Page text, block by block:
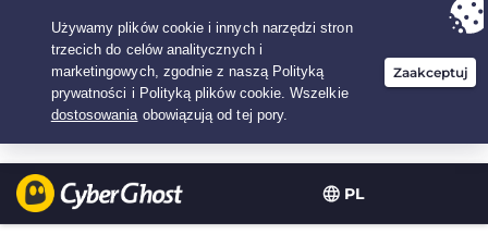
PL
Twój wybór:Najlepsza umowana3.3333333333333-lat w$
/miesiąc